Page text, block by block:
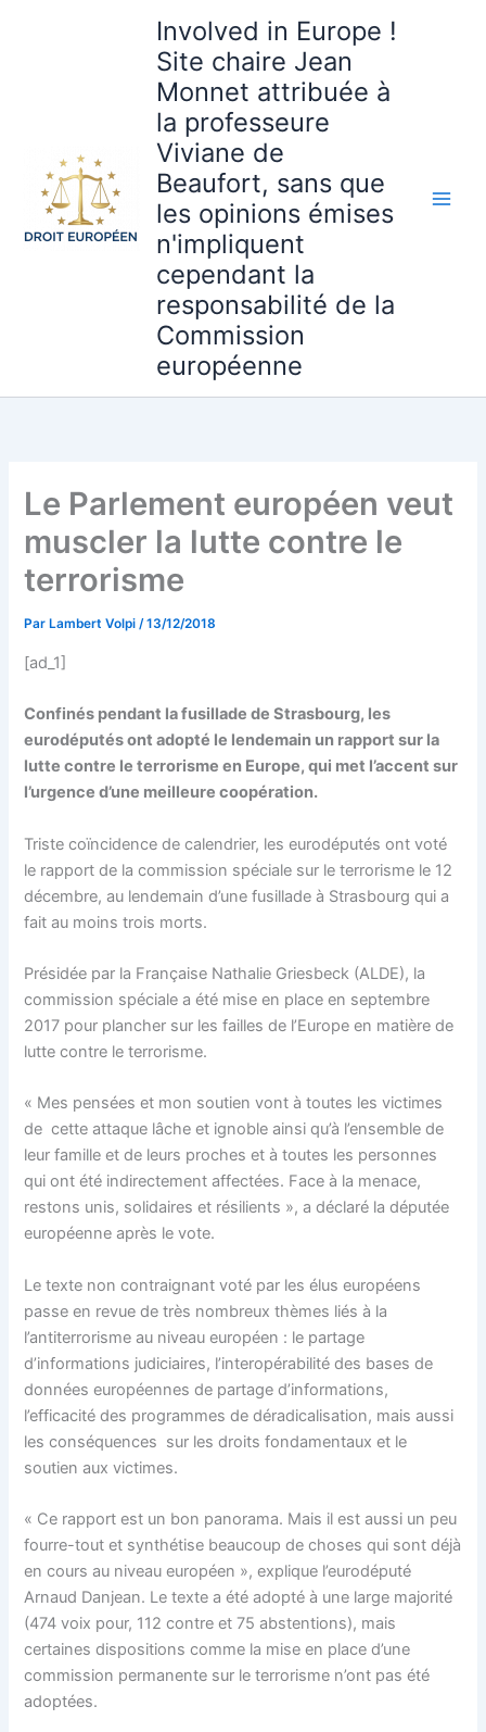
Involved in Europe !
Site chaire Jean
Monnet attribuée à
la professeure
Viviane de
Beaufort, sans que
les opinions émises
n'impliquent
cependant la
responsabilité de la
Commission
européenne
Le Parlement européen veut
muscler la lutte contre le
terrorisme
Par Lambert Volpi/13/12/2018
[ad_1]
Confinés pendant la fusillade de Strasbourg, les
eurodéputés ont adopté le lendemain un rapport sur la
lutte contre le terrorisme en Europe, qui met l’accent sur
l’urgence d’une meilleure coopération.
Triste coïncidence de calendrier, les eurodéputés ont voté
le rapport de la commission spéciale sur le terrorisme le 12
décembre, au lendemain d’une fusillade à Strasbourg qui a
fait au moins trois morts.
Présidée par la Française Nathalie Griesbeck (ALDE), la
commission spéciale a été mise en place en septembre
2017 pour plancher sur les failles de l’Europe en matière de
lutte contre le terrorisme.
« Mes pensées et mon soutien vont à toutes les victimes
de cette attaque lâche et ignoble ainsi qu’à l’ensemble de
leur famille et de leurs proches et à toutes les personnes
qui ont été indirectement affectées. Face à la menace,
restons unis, solidaires et résilients », a déclaré la députée
européenne après le vote.
Le texte non contraignant voté par les élus européens
passe en revue de très nombreux thèmes liés à la
l’antiterrorisme au niveau européen : le partage
d’informations judiciaires, l’interopérabilité des bases de
données européennes de partage d’informations,
l’efficacité des programmes de déradicalisation, mais aussi
les conséquences sur les droits fondamentaux et le
soutien aux victimes.
« Ce rapport est un bon panorama. Mais il est aussi un peu
fourre-tout et synthétise beaucoup de choses qui sont déjà
en cours au niveau européen », explique l’eurodéputé
Arnaud Danjean. Le texte a été adopté à une large majorité
(474 voix pour, 112 contre et 75 abstentions), mais
certaines dispositions comme la mise en place d’une
commission permanente sur le terrorisme n’ont pas été
adoptées.